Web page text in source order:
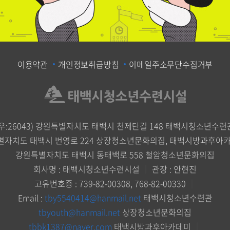
이용약관 개인정보취급방침 이메일주소무단수집거부
:26043) 강원특별자치도 태백시 천제단길 148 태백시청소년수련
자치도 태백시 번영로 224 상장청소년문화의집, 태백시방과후아
강원특별자치도 태백시 동태백로 558 철암청소년문화의집
회사명 : 태백시청소년수련시설
관장 : 안현진
고유번호증 : 739-82-00308, 768-82-00330
Email : tby5540414@hanmail.net 태백시청소년수련관
tbyouth@hanmail.net 상장청소년문화의집
tbbk1387@naver.com 태백시방과후아카데미